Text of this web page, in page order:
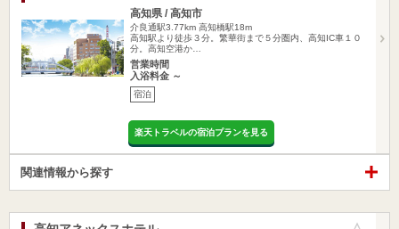
高知県 / 高知市
介良通駅3.77km 高知橋駅18m
高知駅より徒歩３分。繁華街まで５分圏内、高知IC車１０
分。高知空港か…
営業時間
入浴料金 ～
宿泊
楽天トラベルの宿泊プランを見る
関連情報から探す